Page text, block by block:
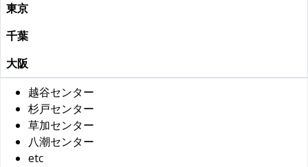
東京
千葉
大阪
越谷センター
杉戸センター
草加センター
八潮センター
etc